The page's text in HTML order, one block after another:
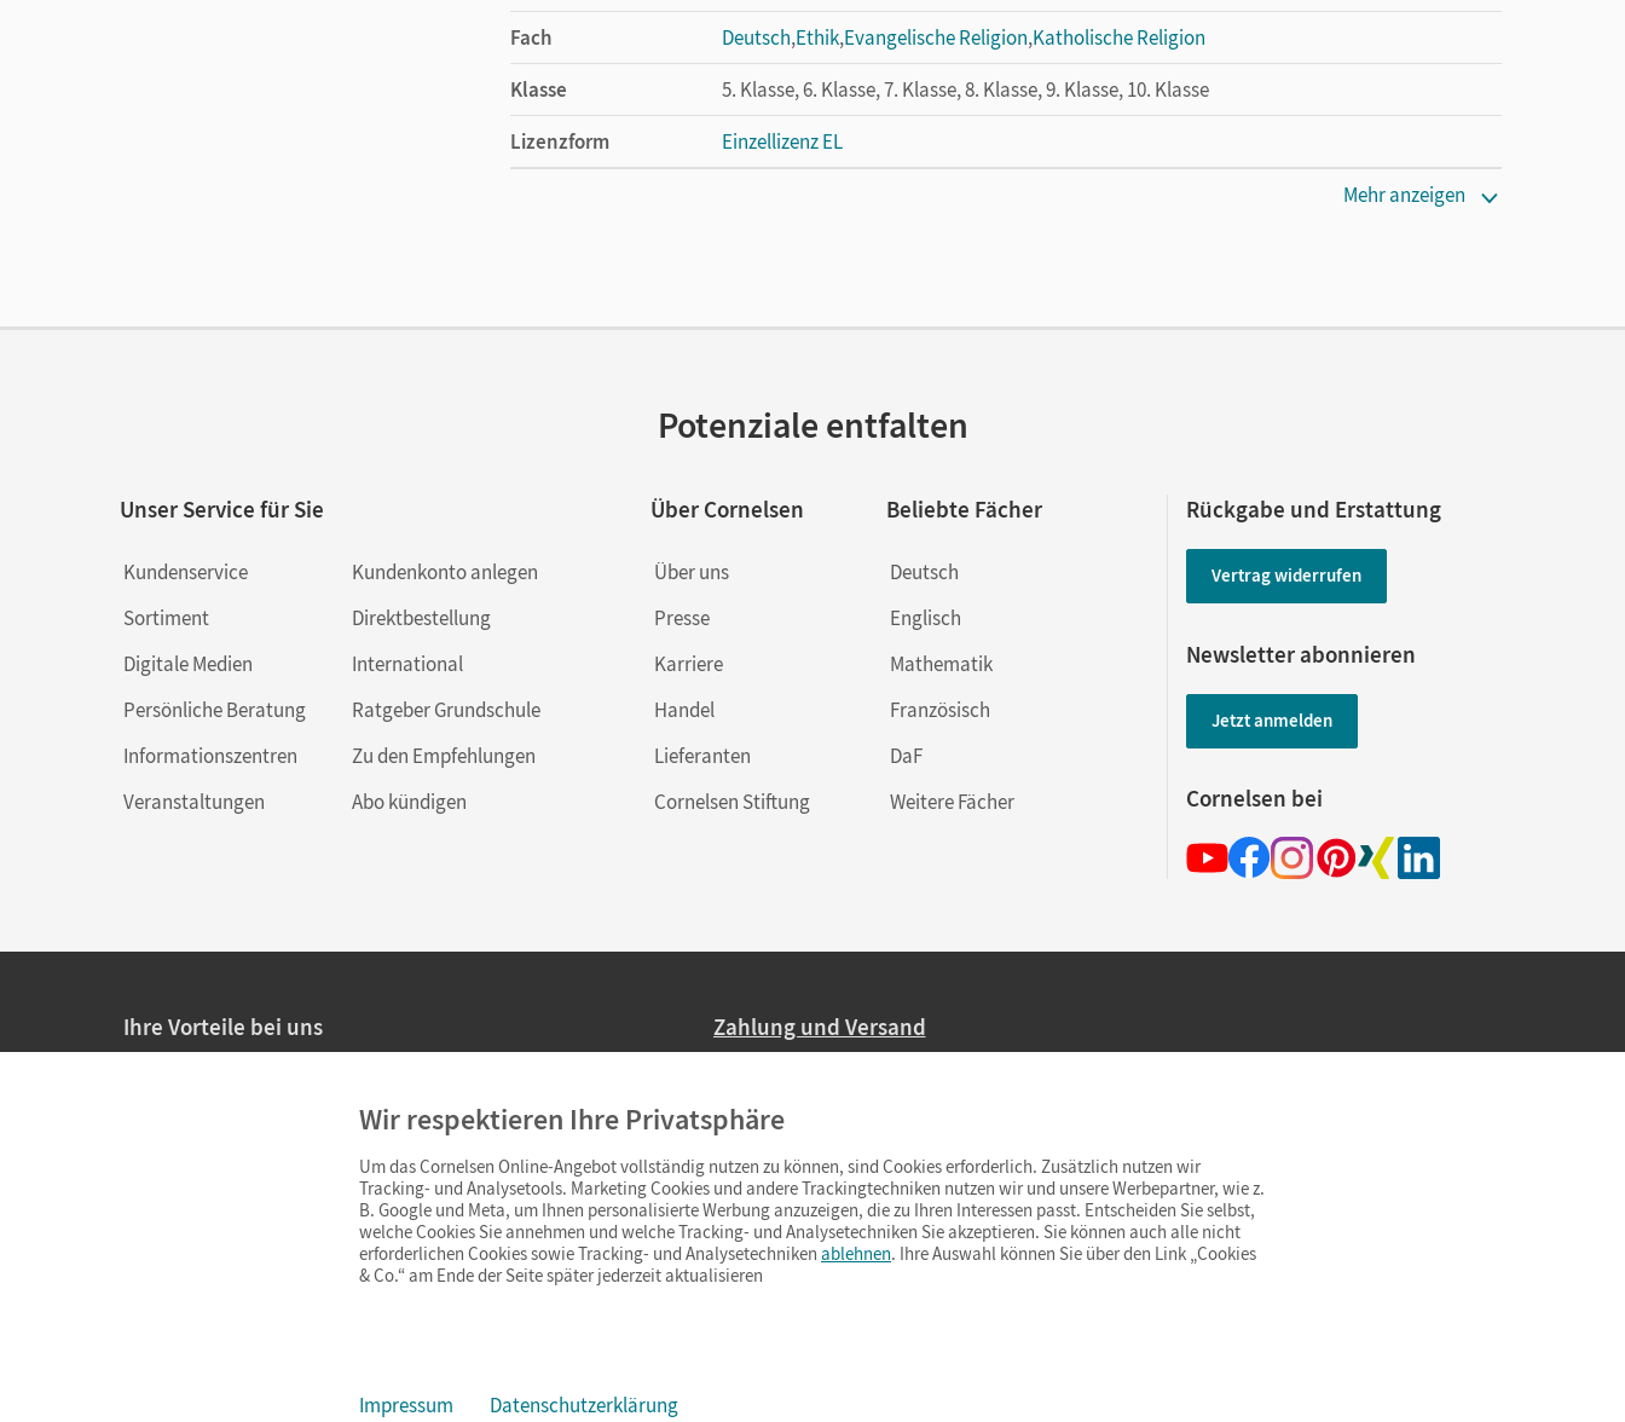
Fach
Deutsch,Ethik,Evangelische Religion,Katholische Religion
Klasse
5. Klasse, 6. Klasse, 7. Klasse, 8. Klasse, 9. Klasse, 10. Klasse
Lizenzform
Einzellizenz EL
Mehr anzeigen
Potenziale entfalten
Unser Service für Sie
Kundenservice
Sortiment
Digitale Medien
Persönliche Beratung
Informationszentren
Veranstaltungen
Kundenkonto anlegen
Direktbestellung
International
Ratgeber Grundschule
Zu den Empfehlungen
Abo kündigen
Über Cornelsen
Über uns
Presse
Karriere
Handel
Lieferanten
Cornelsen Stiftung
Beliebte Fächer
Deutsch
Englisch
Mathematik
Französisch
DaF
Weitere Fächer
Rückgabe und Erstattung
Vertrag widerrufen
Newsletter abonnieren
Jetzt anmelden
Cornelsen bei
Ihre Vorteile bei uns
Persönliche Angebote für Lehrkräfte
Sicheres Einkaufen mit SSL-Verschlüsselung
Widerrufsfristvon 4 Wochen
Schnelle und einfache Retourenabwicklung
Zahlung und Versand
Ab 59,– EUR Bestellwert liefern wir versandkostenfrei innerhalb Deutschlands
(Lieferung in 3–6 Tagen).
Barrierefreiheit Cookies & Co.
Wir respektieren Ihre Privatsphäre
Um das Cornelsen Online-Angebot vollständig nutzen zu können, sind Cookies erforderlich. Zusätzlich nutzen wir
Tracking- und Analysetools. Marketing Cookies und andere Trackingtechniken nutzen wir und unsere Werbepartner, wie z.
B. Google und Meta, um Ihnen personalisierte Werbung anzuzeigen, die zu Ihren Interessen passt. Entscheiden Sie selbst,
welche Cookies Sie annehmen und welche Tracking- und Analysetechniken Sie akzeptieren. Sie können auch alle nicht
erforderlichen Cookies sowie Tracking- und Analysetechniken ablehnen. Ihre Auswahl können Sie über den Link „Cookies
& Co.“ am Ende der Seite später jederzeit aktualisieren
Impressum Datenschutzerklärung